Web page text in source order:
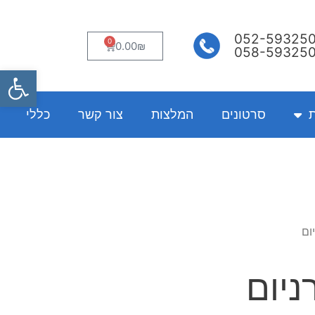
052-
058-
0.00₪
0
עגלת
קניות
סרטונים המלצות צור קשר כללי